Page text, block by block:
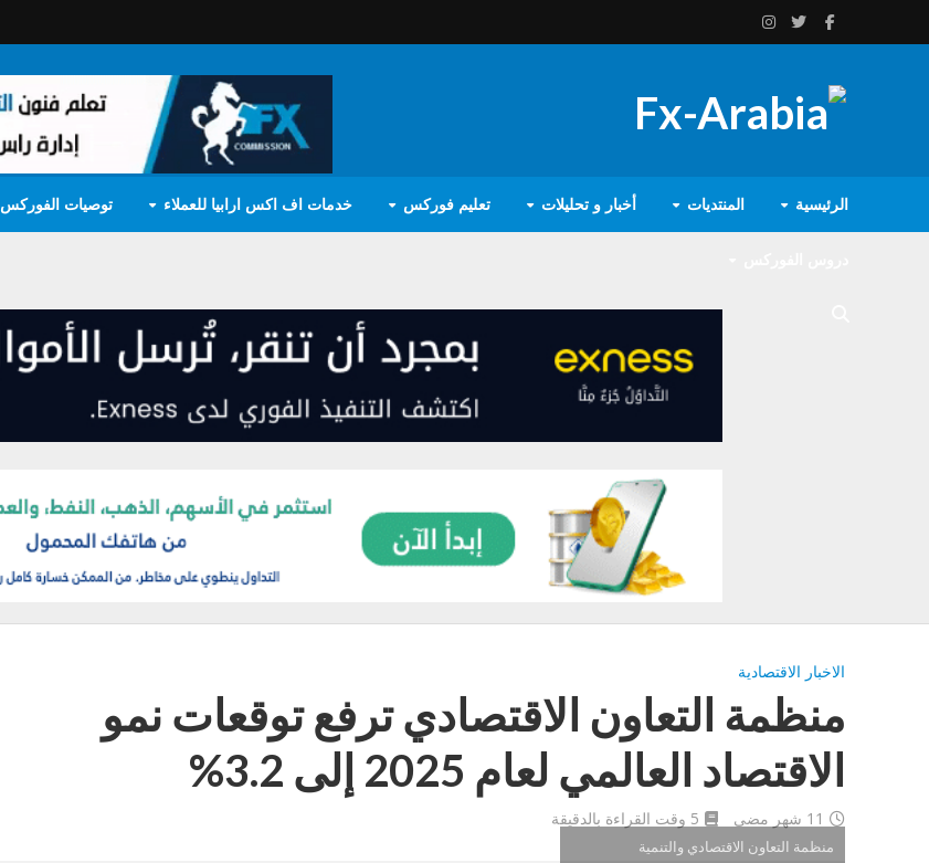
الرئيسية المنتديات أخبار و تحليلات تعليم فوركس خدمات اف اكس ارابيا للعملاء توصيات الفوركس
الاخبار الاقتصادية
منظمة التعاون الاقتصادي ترفع توقعات نمو
الاقتصاد العالمي لعام 2025 إلى 3.2%
11 شهر مضى 5 وقت القراءة بالدقيقة
منظمة التعاون الاقتصادي والتنمية